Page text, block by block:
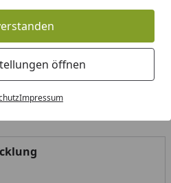
öffnen
Impressum
Ihren individuellen
organisatorische
Ihnen die MitarbeiterInnen
zur Verfügung.
erreichen, können Siehier
melden uns so schnell wie